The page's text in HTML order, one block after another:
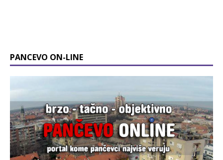
PANCEVO ON-LINE